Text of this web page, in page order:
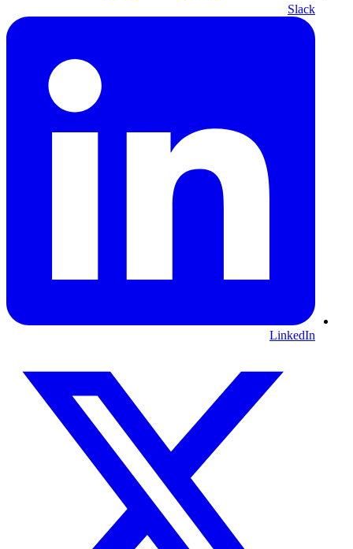
Slack
LinkedIn